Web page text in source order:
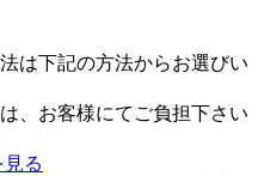
は下記の方法からお選びい
、お客様にてご負担下さい
る